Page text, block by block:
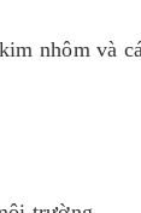
nhôm và